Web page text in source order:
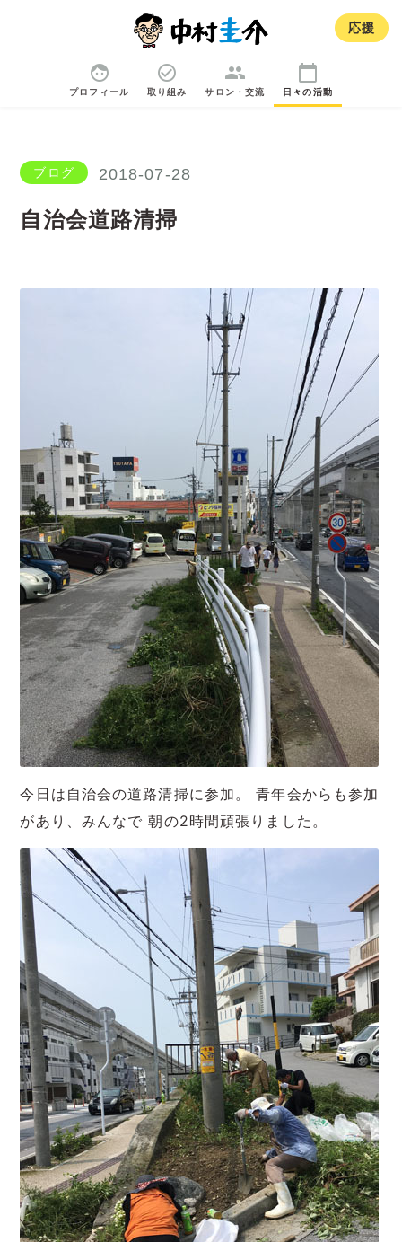
face
プロフィール
check_circle_outline
取り組み
group
サロン・交流
calendar_today
日々の活動
応援
ブログ 2018-07-28
自治会道路清掃
今日は自治会の道路清掃に参加。 青年会からも参加
があり、みんなで 朝の2時間頑張りました。